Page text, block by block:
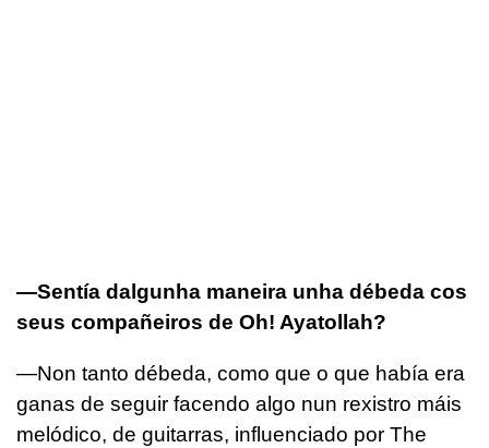
—Sentía dalgunha maneira unha débeda cos
seus compañeiros de Oh! Ayatollah?
—Non tanto débeda, como que o que había era
ganas de seguir facendo algo nun rexistro máis
melódico, de guitarras, influenciado por The